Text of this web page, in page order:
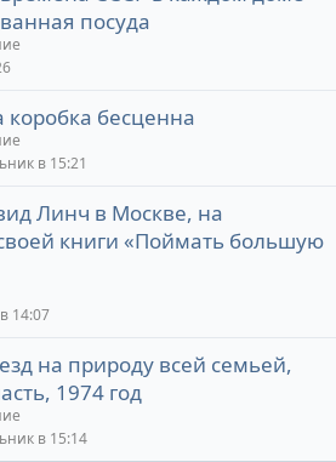
посуда
коробка бесценна
в 15:21
Линч в Москве, на
книги «Поймать большую
14:07
на природу всей семьей,
1974 год
в 15:14